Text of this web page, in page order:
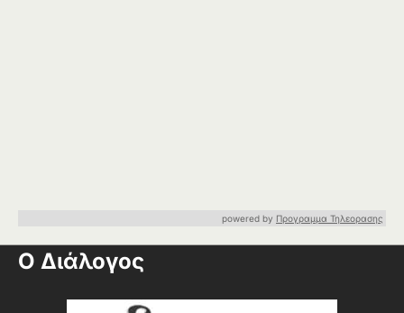
powered by Προγραμμα Τηλεορασης
Ο Διάλογος